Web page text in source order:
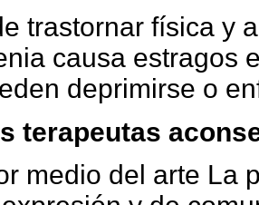
trastornar física y
causa estragos
deprimirse o
terapeutas
medio del arte La